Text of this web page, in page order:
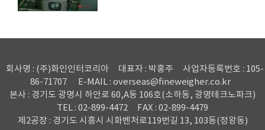
회사명 : (주)화인인터코리아 대표자 : 박홍주
사업자등록번호 : 105-
86-71707
E-MAIL : overseas@fineweigher.co.kr
본사 : 경기도 광명시 하안로 60,A동 106호(소하동, 광명테크노파크)
TEL : 02-899-4472
FAX : 02-899-4479
제2공장 : 경기도 시흥시 시화벤처로119번길 13, 103동(정왕동)